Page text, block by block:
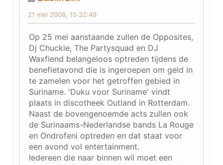
21 mei 2006, 15:32:49
Op 25 mei aanstaande zullen de Opposites,
Dj Chuckie, The Partysquad en DJ
Waxfiend belangeloos optreden tijdens de
benefietavond die is ingeroepen om geld in
te zamelen voor het getroffen gebied in
Suriname. 'Duku voor Suriname' vindt
plaats in discotheek Outland in Rotterdam.
Naast de bovengenoemde acts zullen ook
de Surinaams-Nederlandse bands La Rouge
en Ondrofeni optreden en dat staat voor
een avond vol entertainment.
Iedereen die naar binnen wil moet een